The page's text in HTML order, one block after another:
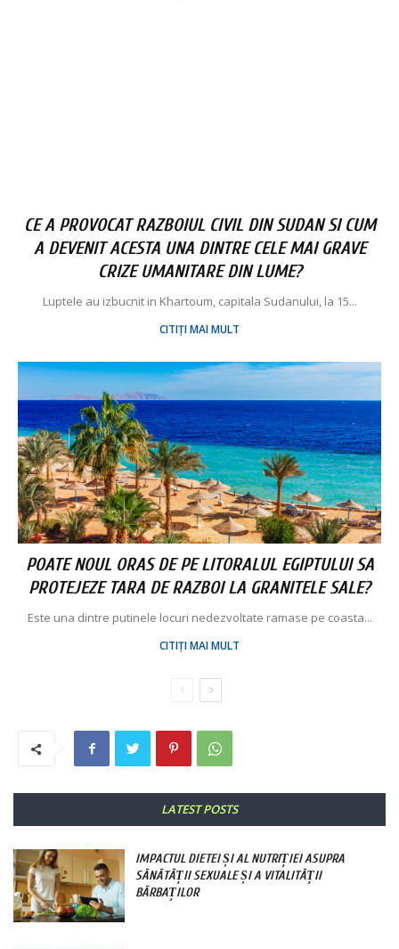
CE A PROVOCAT RAZBOIUL CIVIL DIN SUDAN SI CUM
A DEVENIT ACESTA UNA DINTRE CELE MAI GRAVE
CRIZE UMANITARE DIN LUME?
Luptele au izbucnit in Khartoum, capitala Sudanului, la 15...
CITIȚI MAI MULT
POATE NOUL ORAS DE PE LITORALUL EGIPTULUI SA
PROTEJEZE TARA DE RAZBOI LA GRANITELE SALE?
Este una dintre putinele locuri nedezvoltate ramase pe coasta...
CITIȚI MAI MULT
LATEST POSTS
IMPACTUL DIETEI ȘI AL NUTRIȚIEI ASUPRA
SĂNĂTĂȚII SEXUALE ȘI A VITALITĂȚII
BĂRBAȚILOR